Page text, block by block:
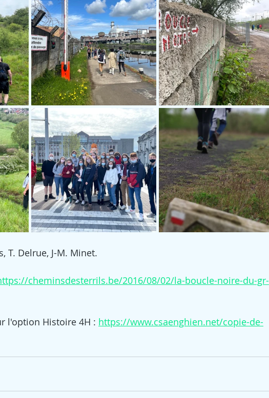
T. Delrue, J-M. Minet.
cheminsdesterrils.be/2016/08/02/la-boucle-noire-du-gr-
l'option Histoire 4H : https://www.csaenghien.net/copie-de-